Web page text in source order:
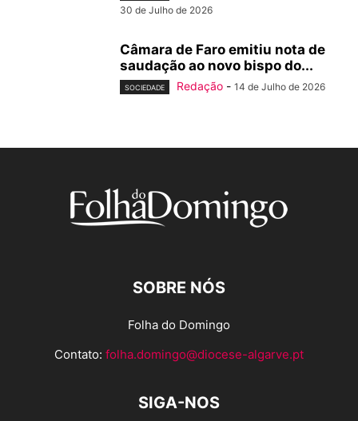
30 de Julho de 2026
Câmara de Faro emitiu nota de
saudação ao novo bispo do...
SOCIEDADE Redação - 14 de Julho de 2026
SOBRE NÓS
Folha do Domingo
Contato: folha.domingo@diocese-algarve.pt
SIGA-NOS